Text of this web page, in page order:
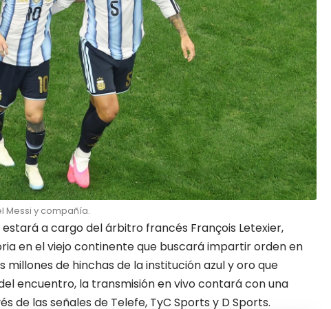
Messi y compañía.
a cargo del árbitro francés François Letexier,
en el viejo continente que buscará impartir orden en
millones de hinchas de la institución azul y oro que
encuentro, la transmisión en vivo contará con una
de las señales de Telefe, TyC Sports y D Sports.